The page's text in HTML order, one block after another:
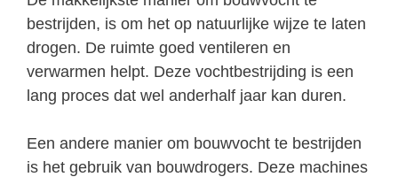
bestrijden, is om het op natuurlijke wijze te laten
drogen. De ruimte goed ventileren en
verwarmen helpt. Deze vochtbestrijding is een
lang proces dat wel anderhalf jaar kan duren.
Een andere manier om bouwvocht te bestrijden
is het gebruik van bouwdrogers. Deze machines